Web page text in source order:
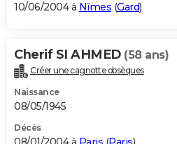
10/06/2004 à Nîmes (Gard)
Cherif SI AHMED (58 ans)
Créer une cagnotte obsèques
Naissance
08/05/1945
Décès